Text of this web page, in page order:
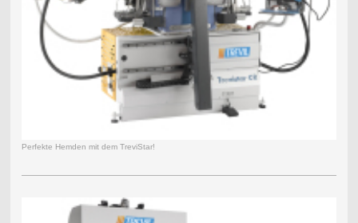
Perfekte Hemden mit dem TreviStar!